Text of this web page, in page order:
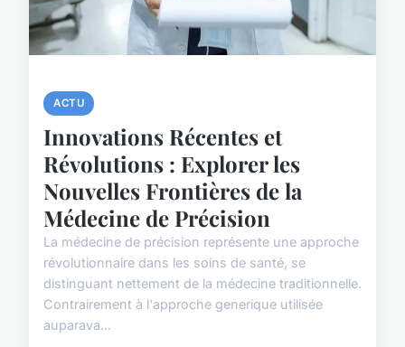
ACTU
Innovations Récentes et
Révolutions : Explorer les
Nouvelles Frontières de la
Médecine de Précision
La médecine de précision représente une approche
révolutionnaire dans les soins de santé, se
distinguant nettement de la médecine traditionnelle.
Contrairement à l'approche generique utilisée
auparava...